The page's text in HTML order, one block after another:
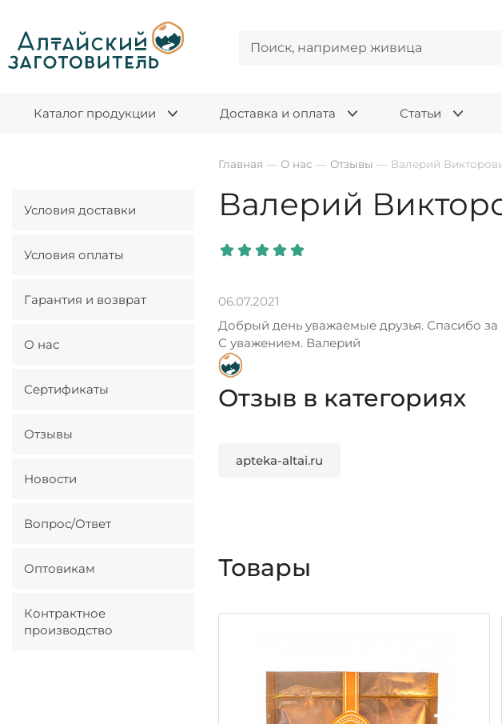
Каталог продукции Доставка и оплата Статьи
Условия доставки
Условия оплаты
Гарантия и возврат
О нас
Сертификаты
Отзывы
Новости
Вопрос/Ответ
Оптовикам
Контрактное
производство
Главная — О нас — Отзывы — Валерий
Валерий
06.07.2021
Добрый день уважаемые друзья. Спасибо
С уважением. Валерий
Отзыв в категориях
apteka-altai.ru
Товары